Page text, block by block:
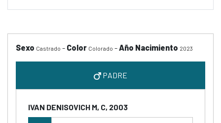
Sexo Castrado - Color Colorado -Año Nacimiento 2023
PADRE
IVAN DENISOVICH M, C, 2003